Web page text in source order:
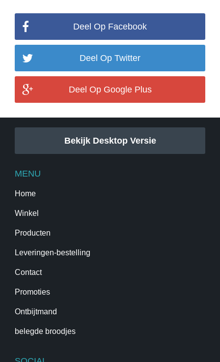
Deel Op Facebook
Deel Op Twitter
Deel Op Google Plus
Bekijk Desktop Versie
MENU
Home
Winkel
Producten
Leveringen-bestelling
Contact
Promoties
Ontbijtmand
belegde broodjes